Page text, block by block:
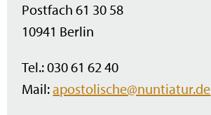
Postfach 61 30 58
10941 Berlin
Tel.: 030 61 62 40
Mail:apostolische@nuntiatur.de